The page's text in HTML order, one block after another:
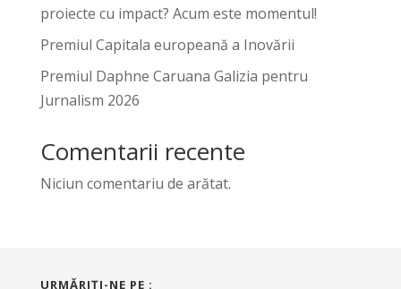
proiecte cu impact? Acum este momentul!
Premiul Capitala europeană a Inovării
Premiul Daphne Caruana Galizia pentru
Jurnalism 2026
Comentarii recente
Niciun comentariu de arătat.
URMĂRIŢI-NE PE :